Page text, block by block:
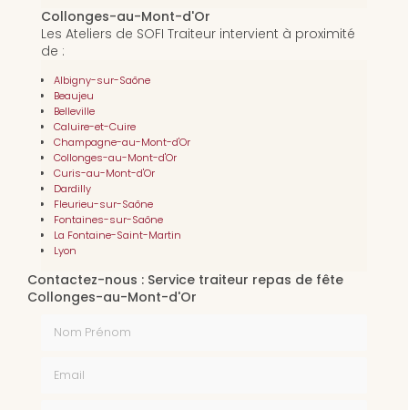
Collonges-au-Mont-d'Or
Les Ateliers de SOFI Traiteur intervient à proximité
de :
Albigny-sur-Saône
Beaujeu
Belleville
Caluire-et-Cuire
Champagne-au-Mont-d'Or
Collonges-au-Mont-d'Or
Curis-au-Mont-d'Or
Dardilly
Fleurieu-sur-Saône
Fontaines-sur-Saône
La Fontaine-Saint-Martin
Lyon
Contactez-nous : Service traiteur repas de fête
Collonges-au-Mont-d'Or